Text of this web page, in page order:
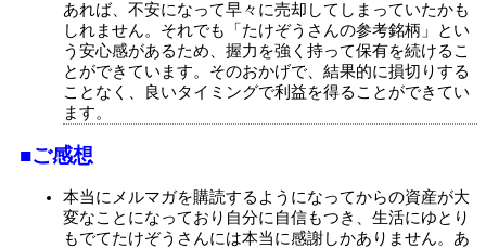
あれば、不安になって早々に売却してしまっていたかも
しれません。それでも「たけぞうさんの参考銘柄」とい
う安心感があるため、握力を強く持って保有を続けるこ
とができています。そのおかげで、結果的に損切りする
ことなく、良いタイミングで利益を得ることができてい
ます。
■ご感想
本当にメルマガを購読するようになってからの資産が大
変なことになっており自分に自信もつき、生活にゆとり
もでてたけぞうさんには本当に感謝しかありません。あ